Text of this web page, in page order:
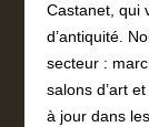
Castanet, qui
d’antiquité.
secteur :
salons d’art
à jour dans